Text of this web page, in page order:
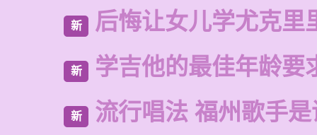
新 后悔让女儿学尤克里
新 学吉他的最佳年龄要
新 流行唱法 福州歌手是